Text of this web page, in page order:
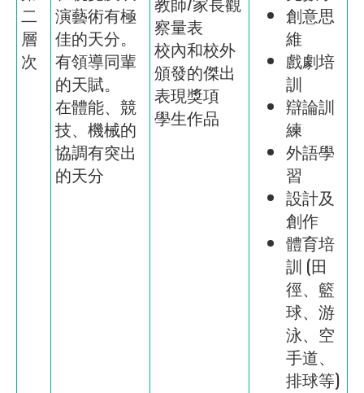
二
層
次
演藝術有極
佳的天分。
有領導同輩
的天賦。
在體能、競
技、機械的
協調有突出
的天分
察量表
校內和校外
頒發的傑出
表現獎項
學生作品
創意思
維
戲劇培
訓
辯論訓
練
外語學
習
設計及
創作
體育培
訓 (田
徑、籃
球、游
泳、空
手道、
排球等)